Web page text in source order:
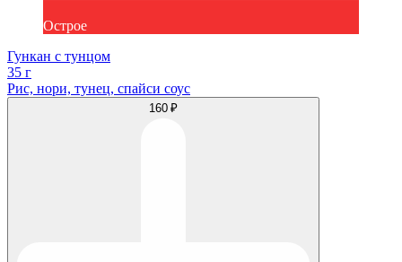
Острое
Гункан с тунцом
35 г
Рис, нори, тунец, спайси соус
160 ₽